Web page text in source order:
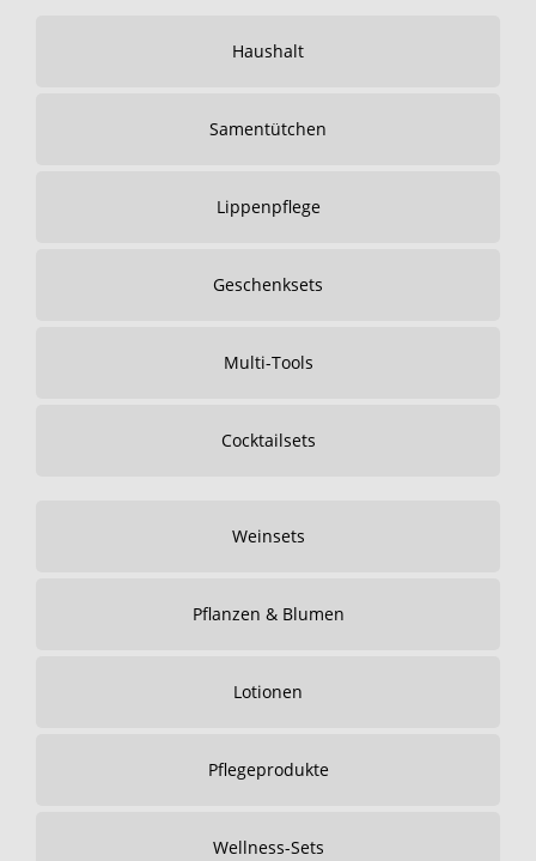
Haushalt
Samentütchen
Lippenpflege
Geschenksets
Multi-Tools
Cocktailsets
Weinsets
Pflanzen & Blumen
Lotionen
Pflegeprodukte
Wellness-Sets